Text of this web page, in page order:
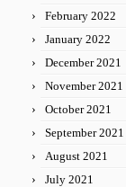
February 2022
January 2022
December 2021
November 2021
October 2021
September 2021
August 2021
July 2021